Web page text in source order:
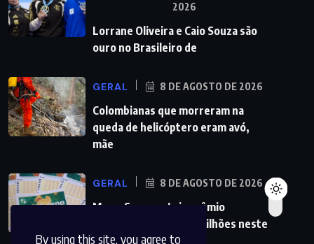
By using this site, you agree to
2026
Lorrane Oliveira e Caio Souza são
ouro no Brasileiro de
GERAL 8 DE AGOSTO DE 2026
Colombianas que morreram na
queda de helicóptero eram avó,
mãe
GERAL 8 DE AGOSTO DE 2026
Mega-Sena sorteia prêmio
acumulado de R$ 165 milhões neste
domingo